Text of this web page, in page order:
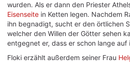
wurden. Als er dann den Priester
Eisenseite in Ketten legen. Nachdem
ihn begnadigt, sucht er den örtlichen
welcher den Willen der Götter sehen
entgegnet er, dass er schon lange auf
Floki erzählt außerdem seiner Frau